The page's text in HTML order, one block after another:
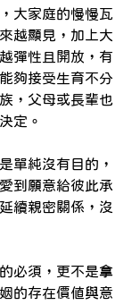
大家庭的慢慢瓦
越顯見，加上大
彈性且開放，有
夠接受生育不分
，父母或長輩也
定。
單純沒有目的，
到願意給彼此承
續親密關係，沒
必須，更不是拿
的存在價值與意